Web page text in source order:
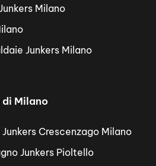
Milano
Junkers Milano
Milano
Crescenzago Milano
Junkers Pioltello